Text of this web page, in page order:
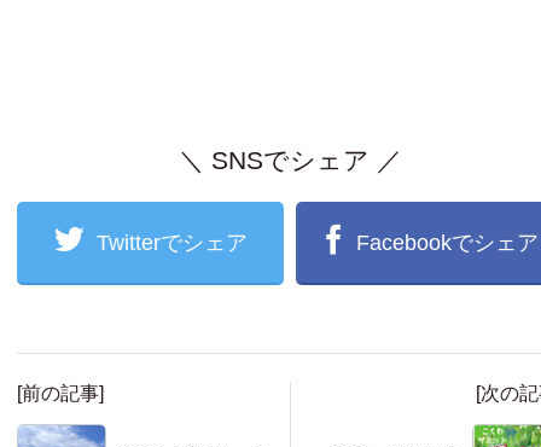
＼ SNSでシェア ／
Twitterでシェア Facebookでシェア
[前の記事] [次の